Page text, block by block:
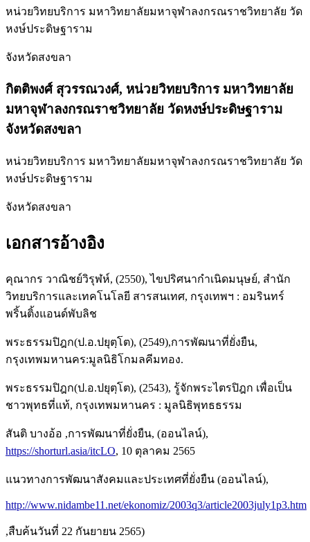
หน่วยวิทยบริการ มหาวิทยาลัยมหาจุฬาลงกรณราชวิทยาลัย วัด
หงษ์ประดิษฐาราม
จังหวัดสงขลา
กิตติพงศ์ สุวรรณวงศ์, หน่วยวิทยบริการ มหาวิทยาลัย
มหาจุฬาลงกรณราชวิทยาลัย วัดหงษ์ประดิษฐาราม
จังหวัดสงขลา
หน่วยวิทยบริการ มหาวิทยาลัยมหาจุฬาลงกรณราชวิทยาลัย วัด
หงษ์ประดิษฐาราม
จังหวัดสงขลา
เอกสารอ้างอิง
คุณากร วาณิชย์วิรุฬห์, (2550), ไขปริศนากำเนิดมนุษย์, สำนัก
วิทยบริการและเทคโนโลยี สารสนเทศ, กรุงเทพฯ : อมรินทร์
พริ้นติ้งแอนด์พับลิช
พระธรรมปิฎก(ป.อ.ปยุตฺโต), (2549),การพัฒนาที่ยั่งยืน,
กรุงเทพมหานคร:มูลนิธิโกมลคีมทอง.
พระธรรมปิฎก(ป.อ.ปยุตฺโต), (2543), รู้จักพระไตรปิฎก เพื่อเป็น
ชาวพุทธที่แท้, กรุงเทพมหานคร : มูลนิธิพุทธธรรม
สันติ บางอ้อ ,การพัฒนาที่ยั่งยืน, (ออนไลน์),
https://shorturl.asia/itcLO, 10 ตุลาคม 2565
แนวทางการพัฒนาสังคมและประเทศที่ยั่งยืน (ออนไลน์),
http://www.nidambe11.net/ekonomiz/2003q3/article2003july1p3.htm
,สืบค้นวันที่ 22 กันยายน 2565)